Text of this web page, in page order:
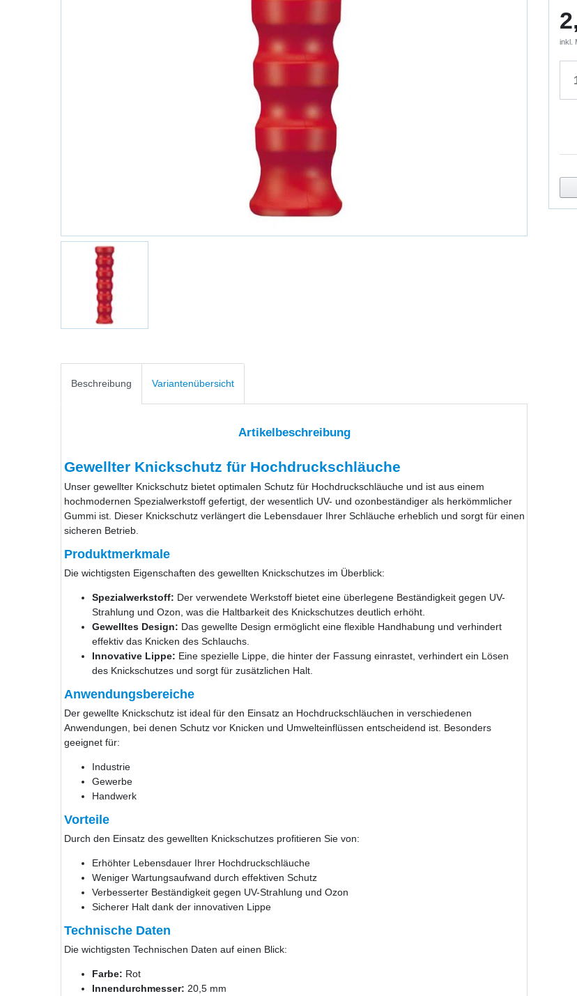
inkl.
Beschreibung Variantenübersicht
Artikelbeschreibung
Gewellter Knickschutz für Hochdruckschläuche
Unser gewellter Knickschutz bietet optimalen Schutz für Hochdruckschläuche und ist aus einem
hochmodernen Spezialwerkstoff gefertigt, der wesentlich UV- und ozonbeständiger als herkömmlicher
Gummi ist. Dieser Knickschutz verlängert die Lebensdauer Ihrer Schläuche erheblich und sorgt für einen
sicheren Betrieb.
Produktmerkmale
Die wichtigsten Eigenschaften des gewellten Knickschutzes im Überblick:
Spezialwerkstoff: Der verwendete Werkstoff bietet eine überlegene Beständigkeit gegen UV-
Strahlung und Ozon, was die Haltbarkeit des Knickschutzes deutlich erhöht.
Gewelltes Design: Das gewellte Design ermöglicht eine flexible Handhabung und verhindert
effektiv das Knicken des Schlauchs.
Innovative Lippe: Eine spezielle Lippe, die hinter der Fassung einrastet, verhindert ein Lösen
des Knickschutzes und sorgt für zusätzlichen Halt.
Anwendungsbereiche
Der gewellte Knickschutz ist ideal für den Einsatz an Hochdruckschläuchen in verschiedenen
Anwendungen, bei denen Schutz vor Knicken und Umwelteinflüssen entscheidend ist. Besonders
geeignet für:
Industrie
Gewerbe
Handwerk
Vorteile
Durch den Einsatz des gewellten Knickschutzes profitieren Sie von:
Erhöhter Lebensdauer Ihrer Hochdruckschläuche
Weniger Wartungsaufwand durch effektiven Schutz
Verbesserter Beständigkeit gegen UV-Strahlung und Ozon
Sicherer Halt dank der innovativen Lippe
Technische Daten
Die wichtigsten Technischen Daten auf einen Blick:
Farbe: Rot
Innendurchmesser: 20,5 mm